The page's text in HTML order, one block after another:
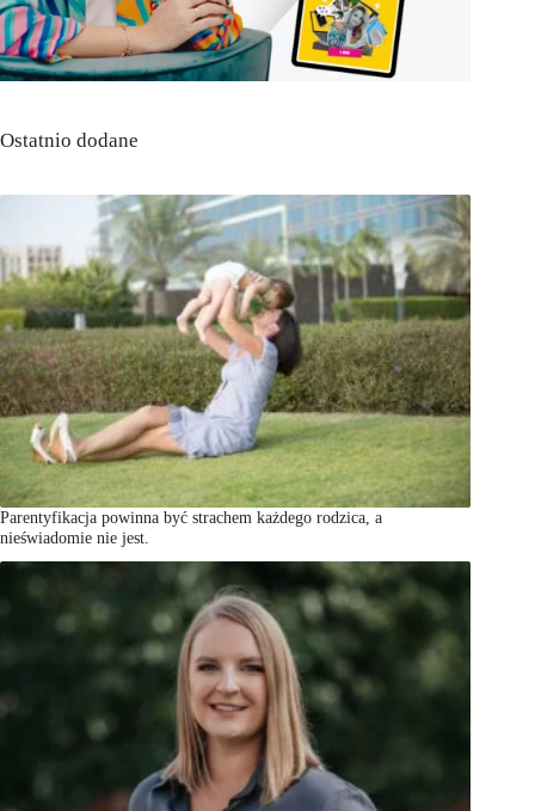
Ostatnio dodane
Parentyfikacja powinna być strachem każdego rodzica, a
nieświadomie nie jest.